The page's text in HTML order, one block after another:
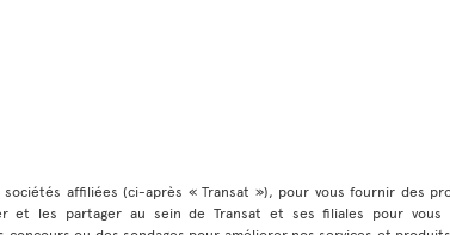
affiliées (ci-après « Transat »), pour vous fournir des
et les partager au sein de Transat et ses filiales pour